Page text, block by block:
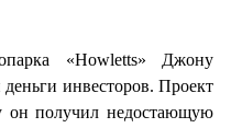
«Howletts» Джону
инвесторов. Проект
он получил недостающую